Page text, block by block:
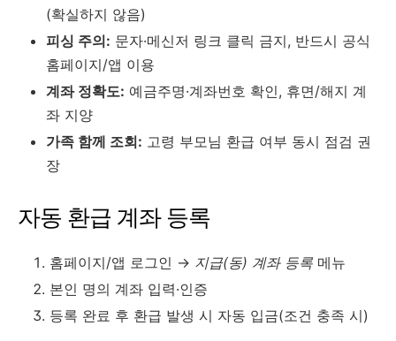
(확실하지 않음)
피싱 주의: 문자·메신저 링크 클릭 금지, 반드시 공식
홈페이지/앱 이용
계좌 정확도: 예금주명·계좌번호 확인, 휴면/해지 계
좌 지양
가족 함께 조회: 고령 부모님 환급 여부 동시 점검 권
장
자동 환급 계좌 등록
홈페이지/앱 로그인 → 지급(동) 계좌 등록 메뉴
본인 명의 계좌 입력·인증
등록 완료 후 환급 발생 시 자동 입금(조건 충족 시)